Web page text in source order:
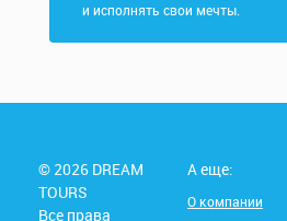
и исполнять свои мечты.
© 2026 DREAM
TOURS
Все права
А еще:
О компании